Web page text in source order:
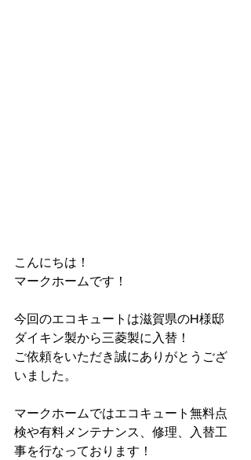
こんにちは！
マークホームです！
今回のエコキュートは滋賀県のH様邸
ダイキン製から三菱製に入替！
ご依頼をいただき誠にありがとうござ
いました。
マークホームではエコキュート無料点
検や有料メンテナンス、修理、入替工
事を行なっております！